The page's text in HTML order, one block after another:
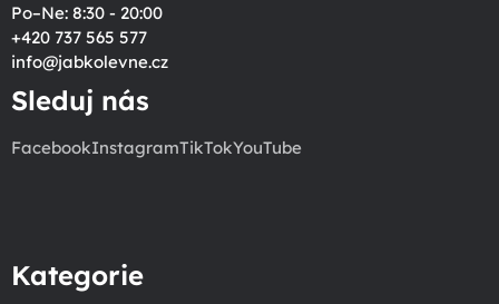
Po–Ne: 8:30 - 20:00
+420 737 565 577
info@jabkolevne.cz
Sleduj nás
FacebookInstagramTikTokYouTube
Kategorie